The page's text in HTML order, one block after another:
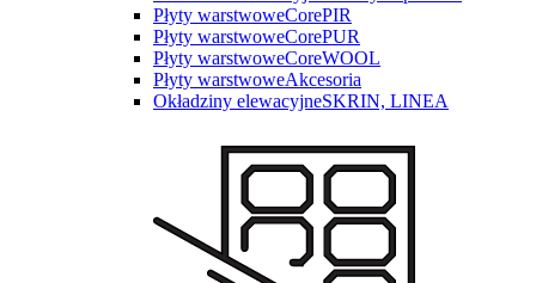
Płyty warstwoweCorePIR
Płyty warstwoweCorePUR
Płyty warstwoweCoreWOOL
Płyty warstwoweAkcesoria
Okładziny elewacyjneSKRIN, LINEA